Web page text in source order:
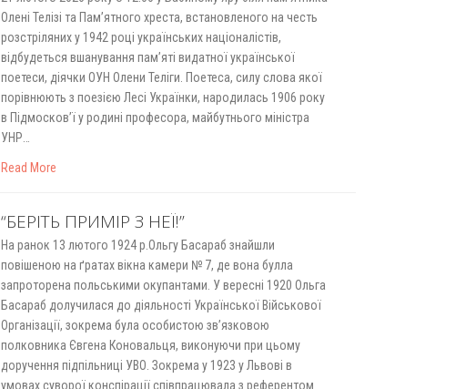
Олені Телізі та Пам’ятного хреста, встановленого на честь
розстріляних у 1942 році українських націоналістів,
відбудеться вшанування пам’яті видатної української
поетеси, діячки ОУН Олени Теліги. Поетеса, силу слова якої
порівнюють з поезією Лесі Українки, народилась 1906 року
в Підмосков’ї у родині професора, майбутнього міністра
УНР…
Read More
“БЕРІТЬ ПРИМІР З НЕЇ!”
На ранок 13 лютого 1924 р.Ольгу Басараб знайшли
повішеною на ґратах вікна камери № 7, де вона булла
запроторена польськими окупантами. У вересні 1920 Ольга
Басараб долучилася до діяльності Української Військової
Організації, зокрема була особистою зв’язковою
полковника Євгена Коновальця, виконуючи при цьому
доручення підпільниці УВО. Зокрема у 1923 у Львові в
умовах суворої конспірації співпрацювала з референтом